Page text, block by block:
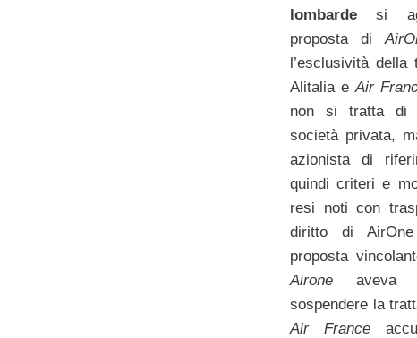
lombardesi
proposta di
l’esclusività
Alitalia eAir
non si tratta di
società privata,
azionista di
quindi criteri e
resi noti con
diritto di
proposta
Aironeaveva
sospendere la
Air France